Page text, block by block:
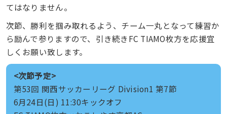
てはなりません。
次節、勝利を掴み取れるよう、チーム一丸となって練習か
ら励んで参りますので、引き続きFC TIAMO枚方を応援宜
しくお願い致します。
<次節予定>
第53回 関西サッカーリーグ Division1 第7節
6月24日(日) 11:30キックオフ